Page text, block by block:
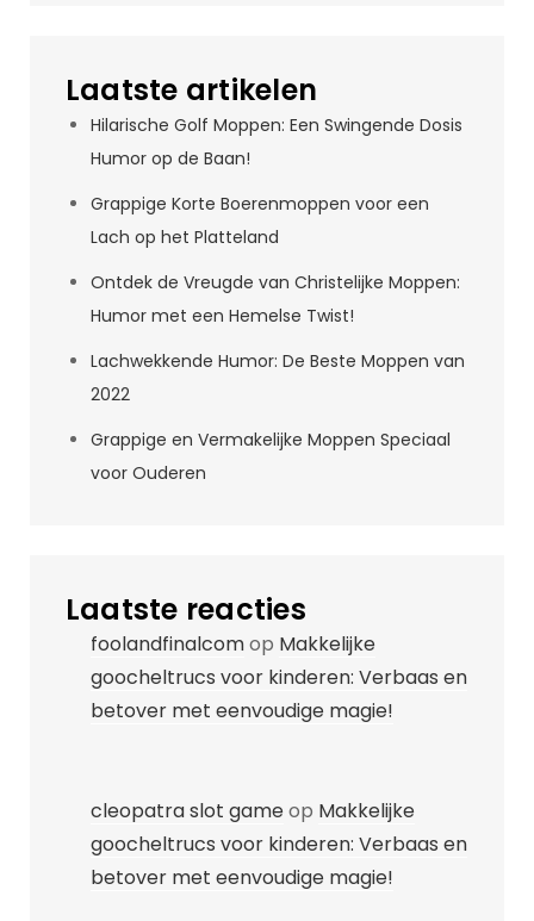
Laatste artikelen
Hilarische Golf Moppen: Een Swingende Dosis
Humor op de Baan!
Grappige Korte Boerenmoppen voor een
Lach op het Platteland
Ontdek de Vreugde van Christelijke Moppen:
Humor met een Hemelse Twist!
Lachwekkende Humor: De Beste Moppen van
2022
Grappige en Vermakelijke Moppen Speciaal
voor Ouderen
Laatste reacties
foolandfinalcomop Makkelijke
goocheltrucs voor kinderen: Verbaas en
betover met eenvoudige magie!
cleopatra slot gameop Makkelijke
goocheltrucs voor kinderen: Verbaas en
betover met eenvoudige magie!